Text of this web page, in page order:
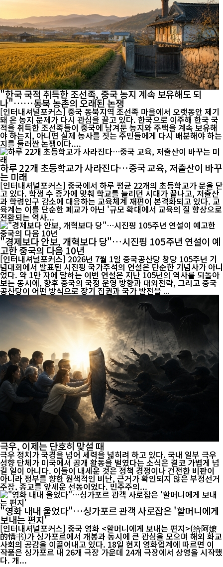
"한국 국적 취득한 조선족, 중국 농지 계속 보유해도 되
나"……동북 농촌의 오래된 논쟁
[인터내셔널포커스] 중국 동북지역 조선족 마을에서 오랫동안 제기
돼 온 농지 문제가 다시 관심을 끌고 있다. 한국으로 이주해 한국 국
적을 취득한 조선족들이 중국에 남겨둔 농지와 주택을 계속 보유해
야 하는지, 아니면 실제 농사를 짓는 주민들에게 다시 배분해야 하는
지를 둘러싼 논쟁이다....
하루 22개 초등학교가 사라진다…중국 교육, 저출산이 바꾸
는 미래
[인터내셔널포커스] 중국에서 하루 평균 22개의 초등학교가 문을 닫
고 있다. 학생 수 증가에 맞춰 학교를 늘리던 시대가 끝나고, 저출산
과 학령인구 감소에 대응하는 교육체계 재편이 본격화되고 있다. 교
육계는 이를 단순한 폐교가 아닌 '규모 확대에서 교육의 질 향상으로
전환되는 역사...
"경제보다 안보, 개혁보다 당"…시진핑 105주년 연설이 예
고한 중국의 다음 10년
[인터내셔널포커스] 2026년 7월 1일 중국공산당 창당 105주년 기
념대회에서 발표된 시진핑 국가주석의 연설은 단순한 기념사가 아니
었다. 약 1만 자에 달하는 이번 연설은 지난 105년의 역사를 되돌아
보는 동시에, 향후 중국의 국정 운영 방향과 대외전략, 그리고 중국
공산당이 어떤 방식으로 장기 집권과 국가 발전을 ...
극우, 이제는 단호히 맞설 때
극우 정치가 국경을 넘어 세력을 넓히려 하고 있다. 국내 일부 극우
성향 단체가 미국에서 공개 활동을 벌였다는 소식은 결코 가볍게 넘
길 일이 아니다. 이들이 내세운 것은 정책 경쟁이나 건전한 비판이
아니라 정부를 향한 원색적인 비난, 근거가 확인되지 않은 부정선거
주장, 종교를 앞세운 선동이었다. 민주주의...
"영화 내내 울었다"…싱가포르 관객 사로잡은 '할머니에게
보내는 편지'
[인터내셔널포커스] 중국 영화 <할머니에게 보내는 편지>(给阿嬷
的情书)가 싱가포르에서 개봉과 동시에 큰 관심을 모으며 해외 화교
사회의 공감을 이끌어내고 있다. 18일 현지 영화업계에 따르면 이
작품은 싱가포르 내 26개 극장 가운데 24개 극장에서 상영을 시작했
다. 개...